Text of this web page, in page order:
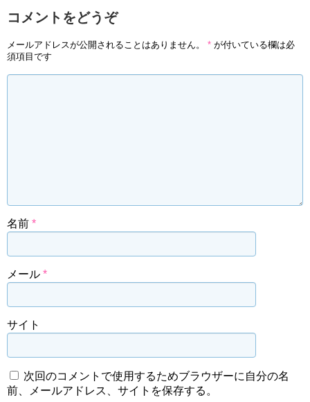
コメントをどうぞ
メールアドレスが公開されることはありません。 * が付いている欄は必
須項目です
名前 *
メール *
サイト
次回のコメントで使用するためブラウザーに自分の名
前、メールアドレス、サイトを保存する。